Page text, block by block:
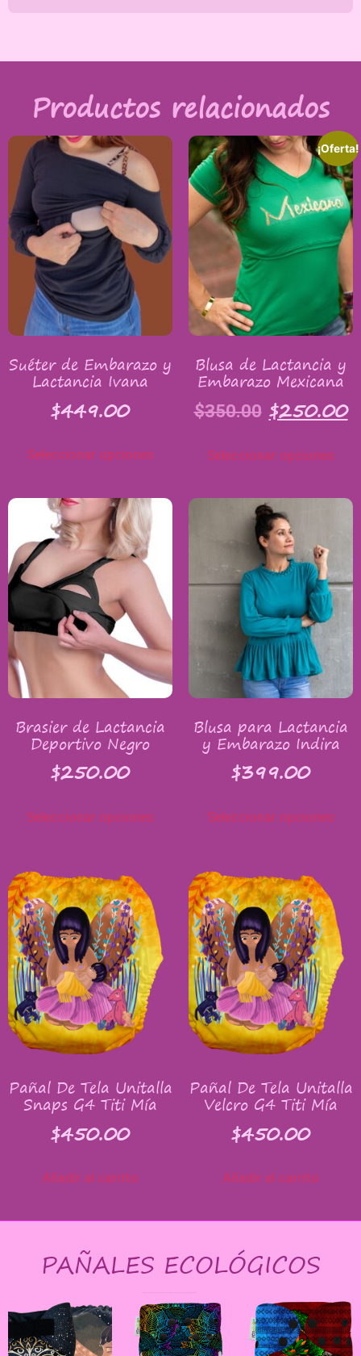
Productos relacionados
Suéter de Embarazo y
Lactancia Ivana
$449.00
Seleccionar opciones
¡Oferta!
Blusa de Lactancia y
Embarazo Mexicana
$350.00 $250.00
Seleccionar opciones
Brasier de Lactancia
Deportivo Negro
$250.00
Seleccionar opciones
Blusa para Lactancia
y Embarazo Indira
$399.00
Seleccionar opciones
Pañal De Tela Unitalla
Snaps G4 Titi Mía
$450.00
Añadir al carrito
Pañal De Tela Unitalla
Velcro G4 Titi Mía
$450.00
Añadir al carrito
PAÑALES ECOLÓGICOS